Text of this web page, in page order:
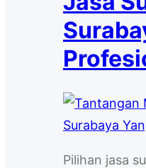
Pilihan jasa